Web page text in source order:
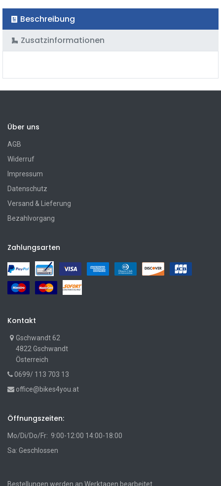
Beschreibung
Zusatzinformationen
Über uns
AGB
Widerruf
Impressum
Datenschutz
Versand & Lieferung
Bezahlvorgang
Zahlungsarten
Kontakt
Gschwandt 62
4822 Gschwandt
Österreich
0699/ 113 703 13
office@bikes4you.at
Öffnungszeiten:
Mo/Di/Do/Fr: 9:00-12:00 14:00-18:00
Sa: Geschlossen
Bestellungen werden an Werktagen bearbeitet.